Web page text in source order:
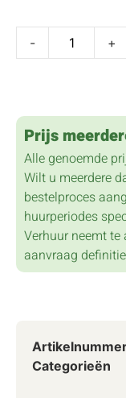
- +
Prijs
Alle genoemde
Wilt u meerdere
bestelproces
huurperiodes
Verhuur neemt
aanvraag
Categorieën